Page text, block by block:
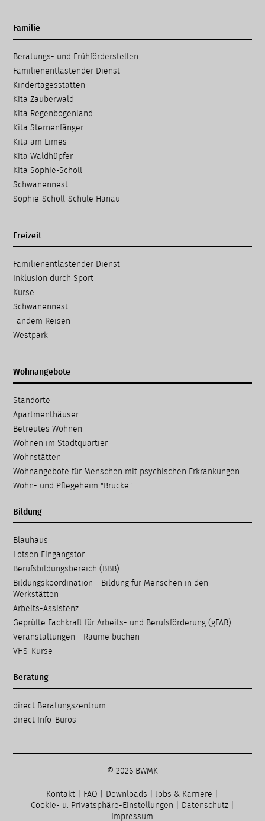
Familie
Navigation
überspringen
Beratungs- und Frühförder­stellen
Familien­entlastender Dienst
Kinder­tages­stätten
Kita Zauberwald
Kita Regenbogenland
Kita Sternenfänger
Kita am Limes
Kita Waldhüpfer
Kita Sophie-Scholl
Schwanennest
Sophie-Scholl-Schule Hanau
Freizeit
Navigation
überspringen
Familien­entlastender Dienst
Inklusion durch Sport
Kurse
Schwanennest
Tandem Reisen
Westpark
Wohnangebote
Navigation
überspringen
Standorte
Apartmenthäuser
Betreutes Wohnen
Wohnen im Stadtquartier
Wohnstätten
Wohnangebote für Menschen mit psychischen Erkrankungen
Wohn- und Pflegeheim "Brücke"
Bildung
Navigation
überspringen
Blauhaus
Lotsen Eingangstor
Berufsbildungsbereich (BBB)
Bildungskoordination - Bildung für Menschen in den
Werkstätten
Arbeits-Assistenz
Geprüfte Fachkraft für Arbeits- und Berufsförderung (gFAB)
Veranstaltungen - Räume buchen
VHS-Kurse
Beratung
Navigation
überspringen
direct Beratungs­zentrum
direct Info-Büros
© 2026 BWMK
Kontakt FAQ Downloads Jobs & Karriere
Cookie- u. Privatsphäre-Einstellungen
Datenschutz|
Impressum